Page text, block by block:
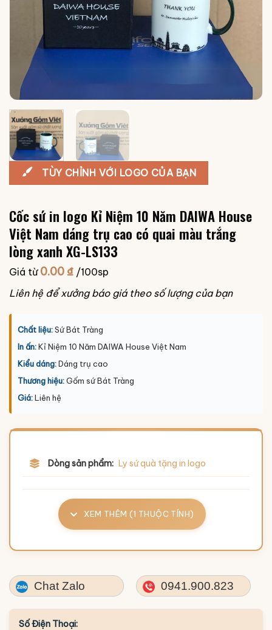
TÙY CHỈNH VỚI LOGO CỦA BẠN
Cốc sứ in logo Kỉ Niệm 10 Năm DAIWA House
Việt Nam dáng trụ cao có quai màu trắng
lòng xanh XG-LS133
Giá từ 0.00₫ /100sp
Liên hệ để xưởng báo giá theo số lượng của bạn
Chất liệu:Sứ Bát Tràng
In ấn:Kỉ Niệm 10 Năm DAIWA House Việt Nam
Kiểu dáng:Dáng trụ cao
Thương hiệu:Gốm sứ Bát Tràng
Giá:Liên hệ
Dòng sản phẩm: Ly sứ quà tặng in logo
XEM THÊM (1 THUỘC TÍNH)
Chat Zalo 0941.900.823
Số Điện Thoại: